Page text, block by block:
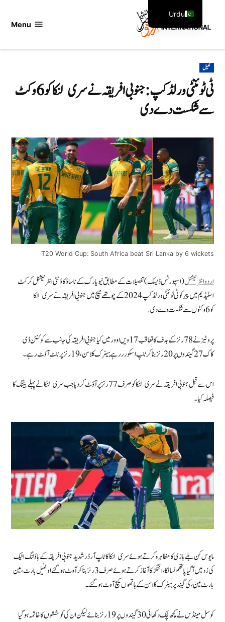
Menu
POSTED
IN
کھیل
ٹی ٹوئنٹی ورلڈ کپ: جنوبی افریقہ نے سری لنکا کو 6 وکٹ
سے شکست دے دی
T20 World Cup: South Africa beat Sri Lanka by 6 wickets
اردو انٹرنیشنل(اسپورٹس ڈیسک) تفصیلات کے مطابق نیو یارک کے ناساؤ کاؤنٹی انٹرنیشنل کرکٹ
اسٹیڈیم میں پیر کو ٹی ٹوئنٹی ورلڈ کپ 2024 کے چوتھے میچ میں جنوبی افریقہ نے سری لنکا
کو6وکٹوں سے شکست دے دی .
پروٹیز نے 78 رنزکے ہدف کا تعاقب 17ویں اوور میں کیا جنوبی افریقہ کی جانب سے کوئنٹن ڈی
کاک 27 گیندوں پر 20 رنز بنا کر ٹاپ اسکورر رہے ہینرک کلاسن، 19رنز پر ناٹ آؤٹ رہے۔
اس سے قبل جنوبی افریقہ نے سری لنکا کو صرف 77 رنز پر آؤٹ کر دیا جب سری لنکانے پہلے بیٹنگ کا
فیصلہ کیا۔
مایوس کن بلے بازی کا مظاہرہ کرتے ہوئے سری لنکا کا ٹاپ آرڈر شدید جنوبی افریقہ کے باؤلنگ اٹیک
کی زد میں آ گیا پاتھم نسانکا، اننگز کا آغاز کرتے ہوئے صرف 3 رنز بنا کرآوٹ ہو گئے اوٹنیل بارٹ،مین
بارٹ مین، کی گیند پر ہینرک کلاسن کے ہاتھوں کیچ آوٹ ہو گئے۔
کوسل مینڈس نے کچھ لچک دکھائی 30 گیندوں پر 19 رنز بنائے لیکن ان کی کوششوں کا خاتمہ ہو گیا
Urdu
English